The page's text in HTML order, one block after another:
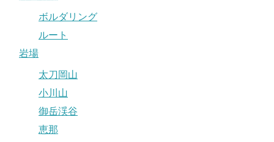
ボルダリング
ルート
岩場
太刀岡山
小川山
御岳渓谷
恵那